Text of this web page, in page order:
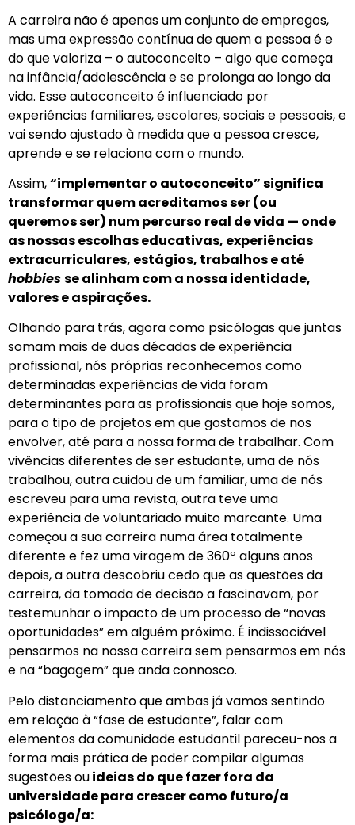
A carreira não é apenas um conjunto de empregos,
mas uma expressão contínua de quem a pessoa é e
do que valoriza – o autoconceito – algo que começa
na infância/adolescência e se prolonga ao longo da
vida. Esse autoconceito é influenciado por
experiências familiares, escolares, sociais e pessoais, e
vai sendo ajustado à medida que a pessoa cresce,
aprende e se relaciona com o mundo.
Assim,“implementar o autoconceito” significa
transformar quem acreditamos ser (ou
queremos ser) num percurso real de vida — onde
as nossas escolhas educativas, experiências
extracurriculares, estágios, trabalhos e até
hobbiesse alinham com a nossa identidade,
valores e aspirações.
Olhando para trás, agora como psicólogas que juntas
somam mais de duas décadas de experiência
profissional, nós próprias reconhecemos como
determinadas experiências de vida foram
determinantes para as profissionais que hoje somos,
para o tipo de projetos em que gostamos de nos
envolver, até para a nossa forma de trabalhar. Com
vivências diferentes de ser estudante, uma de nós
trabalhou, outra cuidou de um familiar, uma de nós
escreveu para uma revista, outra teve uma
experiência de voluntariado muito marcante. Uma
começou a sua carreira numa área totalmente
diferente e fez uma viragem de 360º alguns anos
depois, a outra descobriu cedo que as questões da
carreira, da tomada de decisão a fascinavam, por
testemunhar o impacto de um processo de “novas
oportunidades” em alguém próximo. É indissociável
pensarmos na nossa carreira sem pensarmos em nós
e na “bagagem” que anda connosco.
Pelo distanciamento que ambas já vamos sentindo
em relação à “fase de estudante”, falar com
elementos da comunidade estudantil pareceu-nos a
forma mais prática de poder compilar algumas
sugestões ouideias do que fazer fora da
universidade para crescer como futuro/a
psicólogo/a: